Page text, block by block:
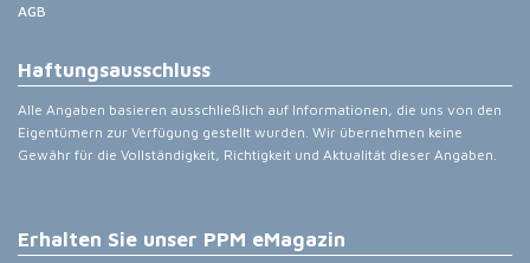
AGB
Haftungsausschluss
Alle Angaben basieren ausschließlich auf Informationen, die uns von den
Eigentümern zur Verfügung gestellt wurden. Wir übernehmen keine
Gewähr für die Vollständigkeit, Richtigkeit und Aktualität dieser Angaben.
Erhalten Sie unser PPM eMagazin